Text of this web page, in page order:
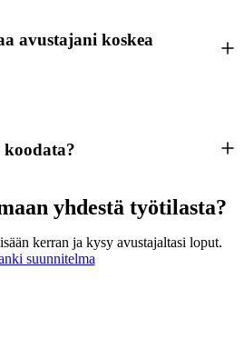
avustajani koskea
yhdestä työtilasta?
kerran ja kysy avustajaltasi loput.
suunnitelma